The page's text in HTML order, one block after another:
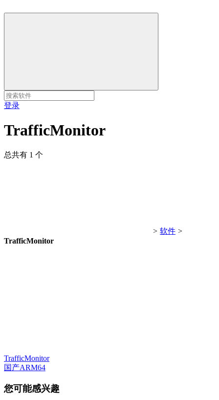
登录
TrafficMonitor
总共有 1 个
> 软件 >
TrafficMonitor
TrafficMonitor
国产ARM64
您可能感兴趣